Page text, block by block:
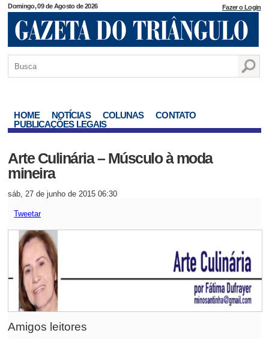
Domingo, 09 de Agosto de 2026 Fazer o Login
HOME NOTÍCIAS COLUNAS
CONTATO
PUBLICAÇÕES LEGAIS
Arte Culinária – Músculo à moda
mineira
sáb, 27 de junho de 2015 06:30
Tweetar
Amigos leitores